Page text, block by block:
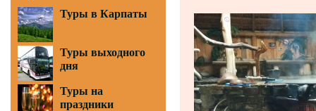
Туры в Карпаты
Туры выходного
дня
Туры на
праздники